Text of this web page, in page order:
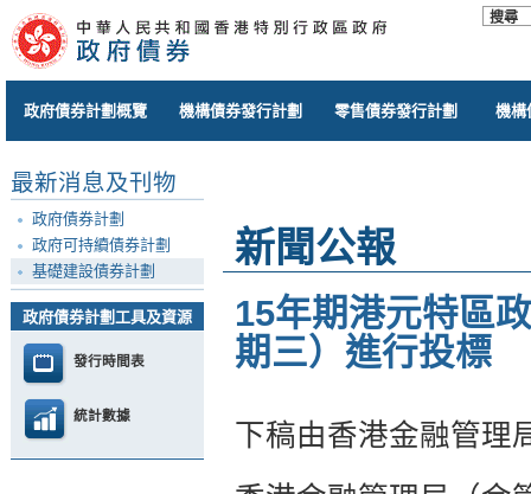
政府債券計劃概覽 機構債券發行計劃 零售債券發行計劃 機構
最新消息及刊物
政府債券計劃
政府可持續債券計劃
基礎建設債券計劃
政府債券計劃工具及資源
發行時間表
統計數據
新聞公報
15年期港元特區
期三）進行投標
下稿由香港金融管理